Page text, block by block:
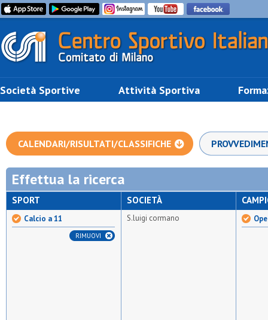
Società Sportive Attività Sportiva
CALENDARI/RISULTATI/CLASSIFICHE
Effettua la ricerca
SPORT
Calcio a 11
RIMUOVI
SOCIETÀ
S.luigi cormano